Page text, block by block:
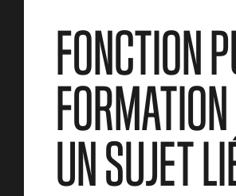
FONCTION
UN SUJET